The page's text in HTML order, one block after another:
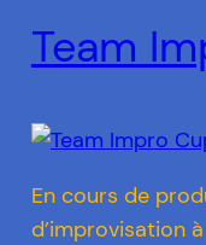
Team
En cours de
d’improvisation